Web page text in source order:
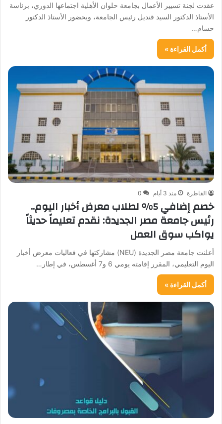
عقدت لجنة تسيير الأعمال بجامعة حلوان الأهلية اجتماعها الدوري، برئاسة
الأستاذ الدكتور السيد قنديل رئيس الجامعة، وبحضور الأستاذ الدكتور
حسام…
أكمل القراءة »
القاطرة منذ 3 أيام 0
خصم إضافي 5% لطلاب معرض أخبار اليوم..
رئيس جامعة مصر الجديدة: نقدم تعليماً حديثاً
يواكب سوق العمل
أعلنت جامعة مصر الجديدة (NEU) مشاركتها في فعاليات معرض أخبار
اليوم التعليمي، المقرر إقامته يومي 6 و7 أغسطس، في إطار…
أكمل القراءة »